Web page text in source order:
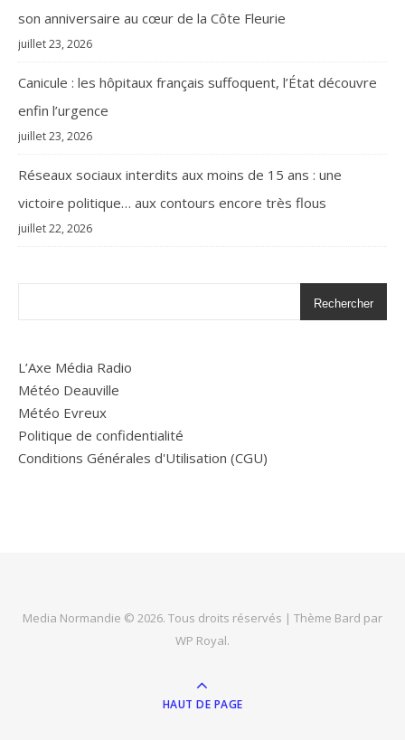
son anniversaire au cœur de la Côte Fleurie
juillet 23, 2026
Canicule : les hôpitaux français suffoquent, l’État découvre
enfin l’urgence
juillet 23, 2026
Réseaux sociaux interdits aux moins de 15 ans : une
victoire politique… aux contours encore très flous
juillet 22, 2026
Rechercher
L’Axe Média Radio
Météo Deauville
Météo Evreux
Politique de confidentialité
Conditions Générales d'Utilisation (CGU)
Media Normandie © 2026. Tous droits réservés | Thème Bard par
WP Royal.
HAUT DE PAGE